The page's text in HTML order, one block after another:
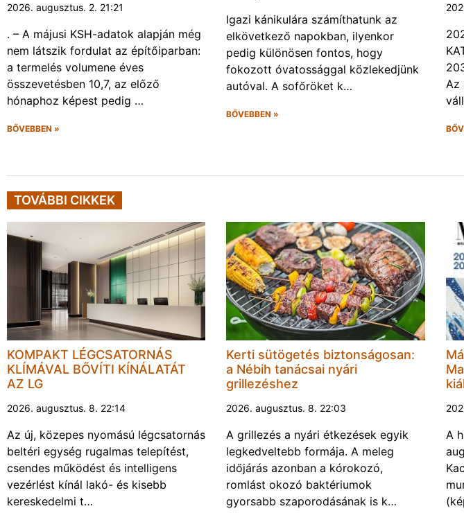
2026. augusztus. 2. 21:21
. – A májusi KSH-adatok alapján még
nem látszik fordulat az építőiparban:
a termelés volumene éves
összevetésben 10,7, az előző
hónaphoz képest pedig …
BŐVEBBEN »
Igazi kánikulára számíthatunk az
elkövetkező napokban, ilyenkor
pedig különösen fontos, hogy
fokozott óvatossággal közlekedjünk
autóval. A sofőröket k…
BŐVEBBEN »
Az
TOVÁBBI CIKKEK
KOMPAKT LÉGCSATORNÁS
KLÍMÁVAL BŐVÍTI KÍNÁLATÁT
AZ LG
2026. augusztus. 8. 22:14
Az új, közepes nyomású légcsatornás
beltéri egység rugalmas telepítést,
csendes működést és intelligens
vezérlést kínál lakó- és kisebb
kereskedelmi t…
Kerti sütögetés biztonságosan:
a Nébih tanácsai nyári
grillezéshez
2026. augusztus. 8. 22:03
A grillezés a nyári étkezések egyik
legkedveltebb formája. A meleg
időjárás azonban a kórokozó,
romlást okozó baktériumok
gyorsabb szaporodásának is k…
A